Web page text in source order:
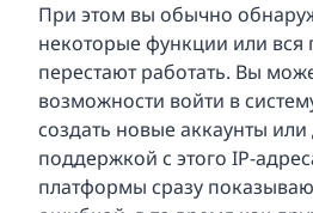
При этом вы обычно
некоторые функции или вся
перестают работать. Вы
возможности войти в
создать новые аккаунты или
поддержкой с этого IP-
платформы сразу